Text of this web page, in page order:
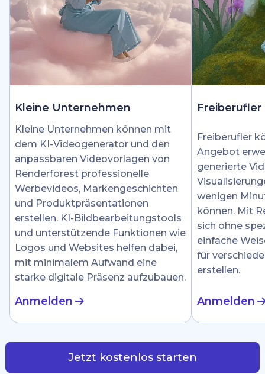
Kleine Unternehmen
Kleine Unternehmen können mit
dem KI-Videogenerator und den
anpassbaren Videovorlagen von
Renderforest professionelle
Werbevideos, Markengeschichten
und Produktpräsentationen
erstellen. KI-Bildbearbeitungstools
und unterstützende Funktionen wie
Logos und Websites helfen dabei,
mit minimalem Aufwand eine
starke digitale Präsenz aufzubauen.
Anmelden
Freiberufler
Freiberufler
Angebot
generierte
wenigen
können. Mit
sich ohne
einfache
für
erstellen.
Anmelden
Jetzt kostenlos starten